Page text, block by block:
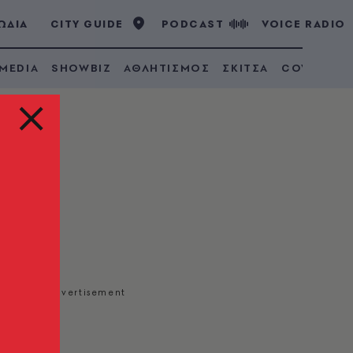
CITY GUIDE PODCAST VOICE RADIO
SHOWBIZ ΑΘΛΗΤΙΣΜΟΣ ΣΚΙΤΣΑ COVID 19